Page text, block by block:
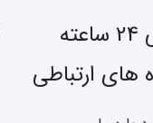
های ارتباطی